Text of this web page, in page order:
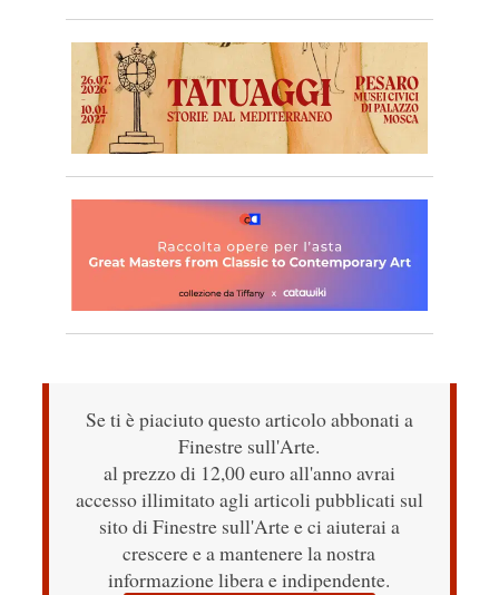
Se ti è piaciuto questo articolo abbonati a
Finestre sull'Arte.
al prezzo di 12,00 euro all'anno avrai
accesso illimitato agli articoli pubblicati sul
sito di Finestre sull'Arte e ci aiuterai a
crescere e a mantenere la nostra
informazione libera e indipendente.